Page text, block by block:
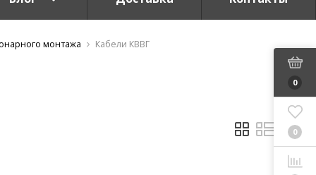
0
0
монтажа Кабели КВВГ